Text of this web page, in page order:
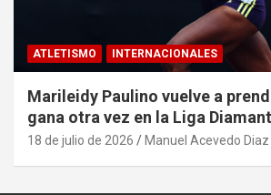
ATLETISMO INTERNACIONALES
Marileidy Paulino vuelve a
gana otra vez en la Liga
18 de julio de 2026 Manuel Acevedo Diaz